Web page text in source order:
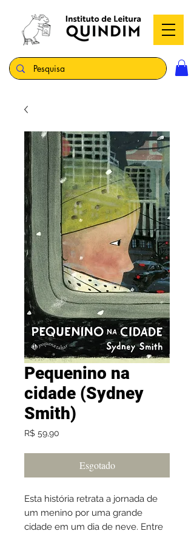
Pequenino na
cidade (Sydney
Smith)
R$ 59,90
Esgotado
Esta história retrata a jornada de
um menino por uma grande
cidade em um dia de neve. Entre